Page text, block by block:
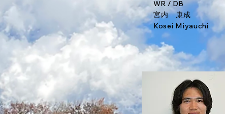
WR / DB
宮内 康成
Kosei Miyauchi